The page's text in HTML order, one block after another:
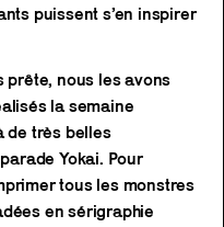
puissent s’en inspirer
prête, nous les avons
la semaine
de très belles
Yokai. Pour
tous les monstres
en sérigraphie